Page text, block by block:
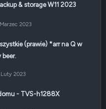
& storage W11 2023
2023
(prawie) *arr na Q w
2023
- TVS-h1288X